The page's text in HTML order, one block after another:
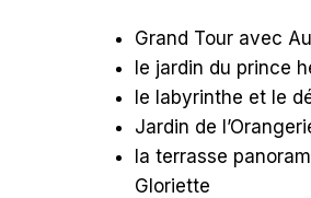
Grand Tour avec
le jardin du prince
le labyrinthe et le
Jardin de
la terrasse
Gloriette